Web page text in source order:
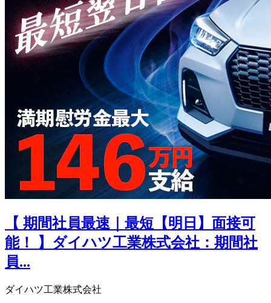
【 期間社員最速｜最短【明日】面接可
能！ 】ダイハツ工業株式会社：期間社
員...
ダイハツ工業株式会社